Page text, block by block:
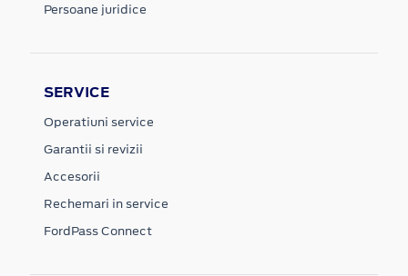
Persoane juridice
SERVICE
Operatiuni service
Garantii si revizii
Accesorii
Rechemari in service
FordPass Connect